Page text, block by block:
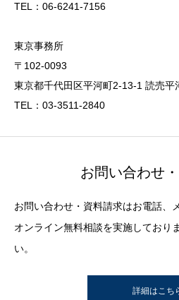
TEL：06-6241-7156
東京事務所
〒102-0093
東京都千代田区平河町2-13-1 読売平
TEL：03-3511-2840
お問い合わせ
お問い合わせ・資料請求はお電話、
オンライン無料相談を実施しており
い。
詳細はこち